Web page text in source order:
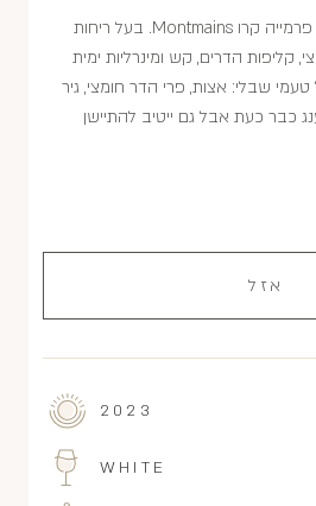
מכרם הממוקם ליד חלקת פרמייה קרו Montmains. בעל ריחות
קליפות הדרים, קש ומינרליות ימית
שבלי: אצות, פרי הדר חומצי, גיר
כבר כעת אבל גם ייטיב להתיישן
אזל
2023
WHITE